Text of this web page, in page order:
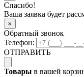
Спасибо!
Ваша заявка будет
×
Обратный звонок
Телефон:
ОТПРАВИТЬ
Товары в вашей